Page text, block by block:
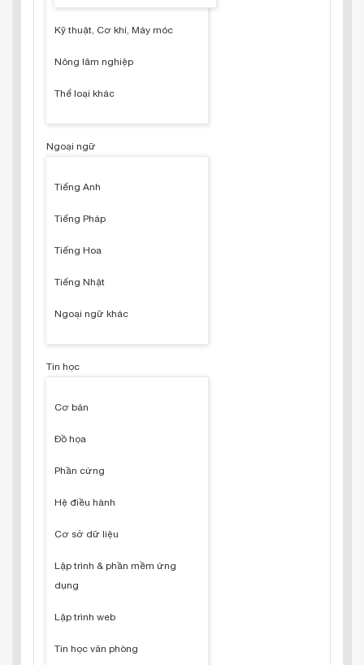
Kỹ thuật, Cơ khí, Máy móc
Nông lâm nghiệp
Thể loại khác
Ngoại ngữ
Tiếng Anh
Tiếng Pháp
Tiếng Hoa
Tiếng Nhật
Ngoại ngữ khác
Tin học
Cơ bản
Đồ họa
Phần cứng
Hệ điều hành
Cơ sở dữ liệu
Lập trình & phần mềm ứng
dụng
Lập trình web
Tin học văn phòng